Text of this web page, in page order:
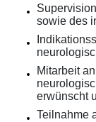
sowie des
Mitarbeit
erwünscht
Teilnahme